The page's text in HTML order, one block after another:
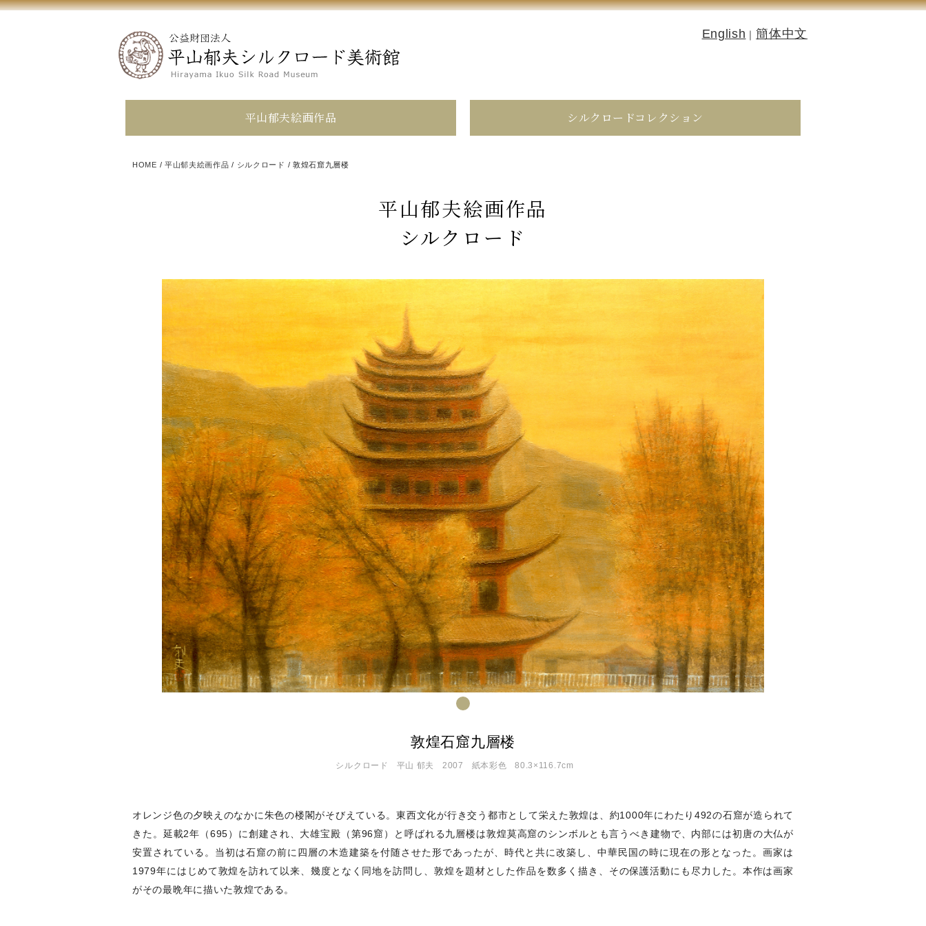
English ｜簡体中文
平山郁夫絵画作品 シルクロードコレクション
HOME / 平山郁夫絵画作品 / シルクロード / 敦煌石窟九層楼
平山郁夫絵画作品
シルクロード
敦煌石窟九層楼
シルクロード 平山 郁夫 2007 紙本彩色 80.3×116.7cm
オレンジ色の夕映えのなかに朱色の楼閣がそびえている。東西文化が行き交う都市として栄えた敦煌は、約1000年にわたり492の石窟が造られて
きた。延載2年（695）に創建され、大雄宝殿（第96窟）と呼ばれる九層楼は敦煌莫高窟のシンボルとも言うべき建物で、内部には初唐の大仏が
安置されている。当初は石窟の前に四層の木造建築を付随させた形であったが、時代と共に改築し、中華民国の時に現在の形となった。画家は
1979年にはじめて敦煌を訪れて以来、幾度となく同地を訪問し、敦煌を題材とした作品を数多く描き、その保護活動にも尽力した。本作は画家
がその最晩年に描いた敦煌である。